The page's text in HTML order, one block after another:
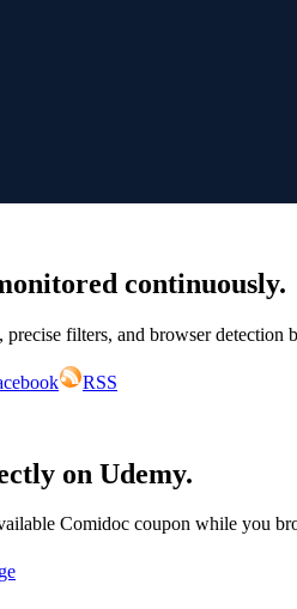
continuously.
precise filters, and browser
RSS
on Udemy.
Comidoc coupon while you